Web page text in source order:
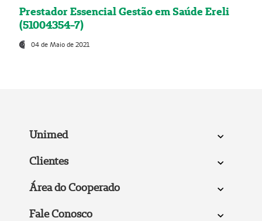
Prestador Essencial Gestão em Saúde Ereli
(51004354-7)
04 de Maio de 2021
Unimed
Clientes
Área do Cooperado
Fale Conosco